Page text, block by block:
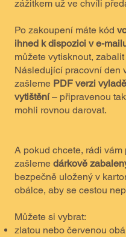
zážitkem už ve chvíli
Po zakoupení máte kód
ihned k dispozici v e-
můžete vytisknout,
Následující pracovní den
zašleme PDF verzi
vytištění– připravenou
mohli rovnou darovat.
A pokud chcete, rádi vám
zašleme dárkově
bezpečně uložený v
obálce, aby se cestou
Můžete si vybrat:
zlatou nebo červenou